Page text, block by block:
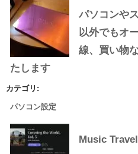
パソコンや
以外でもオ
線、買い物
たします
カテゴリ:
パソコン設定
Music